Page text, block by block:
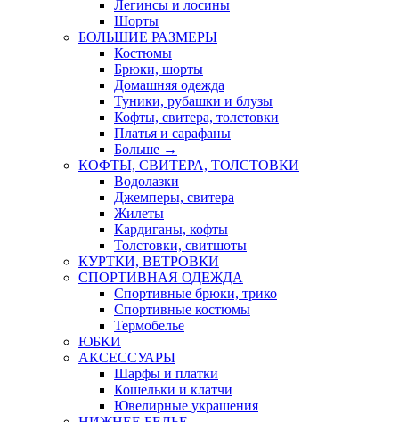
Легинсы и лосины
Шорты
БОЛЬШИЕ РАЗМЕРЫ
Костюмы
Брюки, шорты
Домашняя одежда
Туники, рубашки и блузы
Кофты, свитера, толстовки
Платья и сарафаны
Больше →
КОФТЫ, СВИТЕРА, ТОЛСТОВКИ
Водолазки
Джемперы, свитера
Жилеты
Кардиганы, кофты
Толстовки, свитшоты
КУРТКИ, ВЕТРОВКИ
СПОРТИВНАЯ ОДЕЖДА
Спортивные брюки, трико
Спортивные костюмы
Термобелье
ЮБКИ
AКСЕССУАРЫ
Шарфы и платки
Кошельки и клатчи
Ювелирные украшения